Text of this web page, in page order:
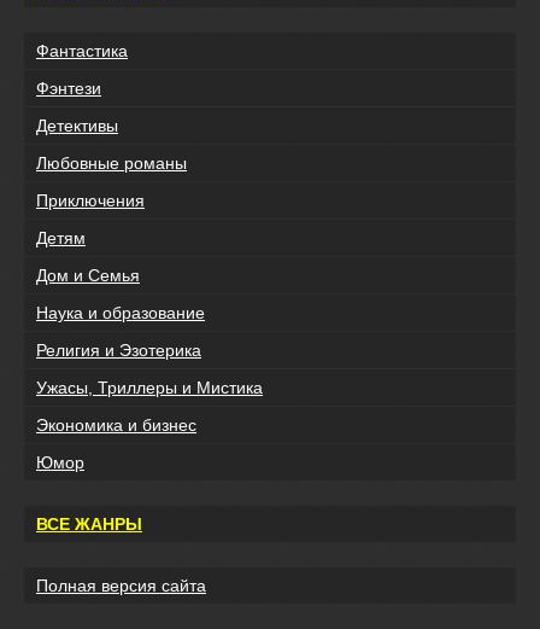
Фантастика
Фэнтези
Детективы
Любовные романы
Приключения
Детям
Дом и Семья
Наука и образование
Религия и Эзотерика
Ужасы, Триллеры и Мистика
Экономика и бизнес
Юмор
ВСЕ ЖАНРЫ
Полная версия сайта